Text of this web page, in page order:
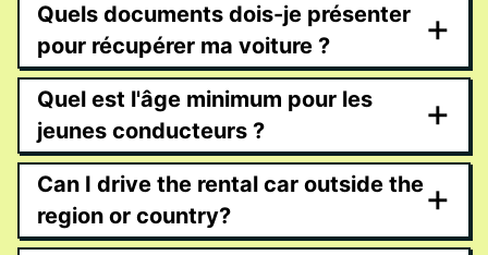
Quels documents dois-je présenter
pour récupérer ma voiture ?
+
Quel est l'âge minimum pour les
jeunes conducteurs ?
+
Can I drive the rental car outside the
region or country?
+